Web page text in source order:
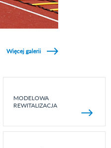
Więcej galerii
MODELOWA
REWITALIZACJA